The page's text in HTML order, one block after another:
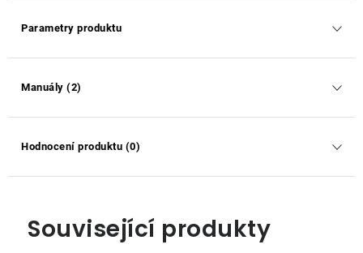
Parametry produktu
Manuály (2)
Hodnocení produktu (0)
Související produkty